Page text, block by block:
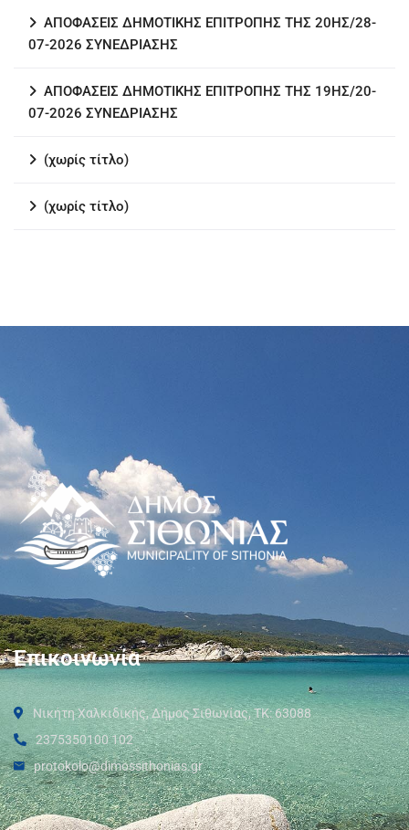
ΑΠΟΦΑΣΕΙΣ ΔΗΜΟΤΙΚΗΣ ΕΠΙΤΡΟΠΗΣ ΤΗΣ 20ΗΣ/28-
07-2026 ΣΥΝΕΔΡΙΑΣΗΣ
ΑΠΟΦΑΣΕΙΣ ΔΗΜΟΤΙΚΗΣ ΕΠΙΤΡΟΠΗΣ ΤΗΣ 19ΗΣ/20-
07-2026 ΣΥΝΕΔΡΙΑΣΗΣ
(χωρίς τίτλο)
(χωρίς τίτλο)
Επικοινωνία
Νικήτη Χαλκιδικής, Δήμος Σιθωνίας, ΤΚ: 63088
2375350100 102
protokolo@dimossithonias.gr